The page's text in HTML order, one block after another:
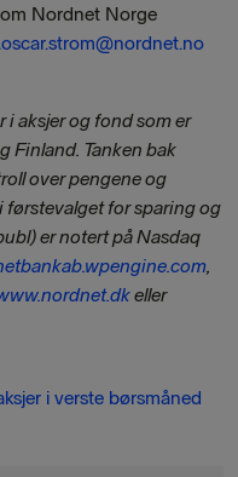
Nordnet Norge
aksjer og fond som er
Finland. Tanken bak
over pengene og
førstevalget for sparing og
er notert på Nasdaq
,
eller
i verste børsmåned